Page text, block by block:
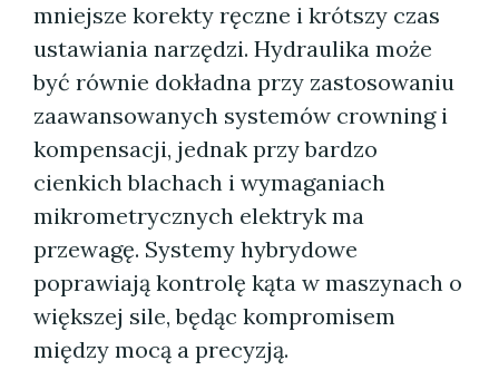
mniejsze korekty ręczne i krótszy czas
ustawiania narzędzi. Hydraulika może
być równie dokładna przy zastosowaniu
zaawansowanych systemów crowning i
kompensacji, jednak przy bardzo
cienkich blachach i wymaganiach
mikrometrycznych elektryk ma
przewagę. Systemy hybrydowe
poprawiają kontrolę kąta w maszynach o
większej sile, będąc kompromisem
między mocą a precyzją.